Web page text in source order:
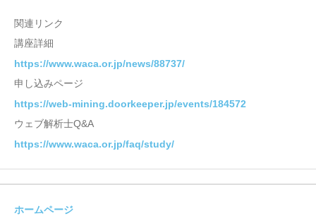
関連リンク
講座詳細
https://www.waca.or.jp/news/88737/
申し込みページ
https://web-mining.doorkeeper.jp/events/184572
ウェブ解析士Q&A
https://www.waca.or.jp/faq/study/
ホームページ